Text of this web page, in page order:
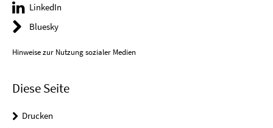
LinkedIn
Bluesky
Hinweise zur Nutzung sozialer Medien
Diese Seite
Drucken